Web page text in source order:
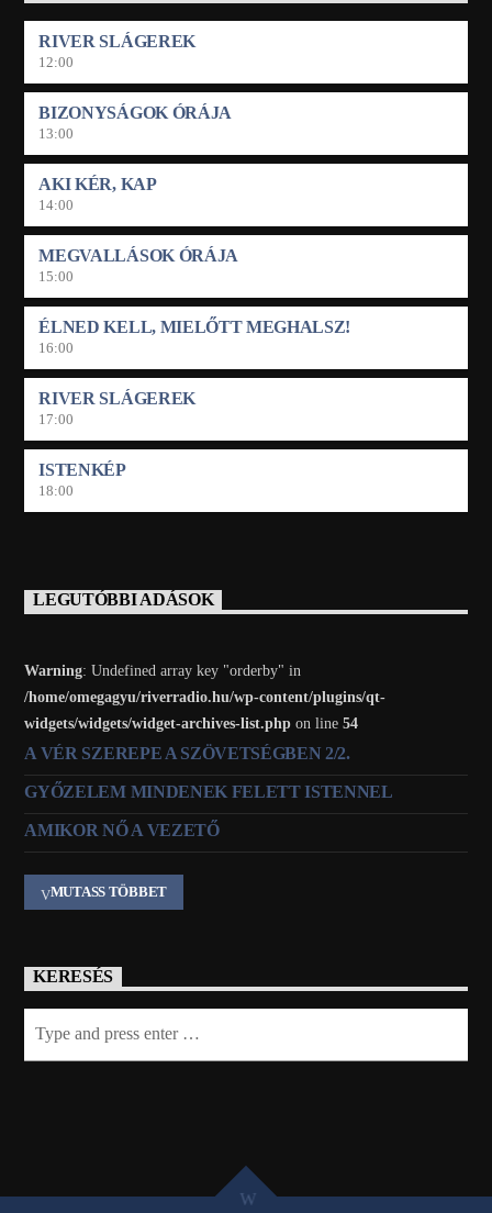
RIVER SLÁGEREK
12:00
BIZONYSÁGOK ÓRÁJA
13:00
AKI KÉR, KAP
14:00
MEGVALLÁSOK ÓRÁJA
15:00
ÉLNED KELL, MIELŐTT MEGHALSZ!
16:00
RIVER SLÁGEREK
17:00
ISTENKÉP
18:00
LEGUTÓBBI ADÁSOK
Warning: Undefined array key "orderby" in
/home/omegagyu/riverradio.hu/wp-content/plugins/qt-
widgets/widgets/widget-archives-list.php on line54
A VÉR SZEREPE A SZÖVETSÉGBEN 2/2.
GYŐZELEM MINDENEK FELETT ISTENNEL
AMIKOR NŐ A VEZETŐ
MUTASS TÖBBET
KERESÉS